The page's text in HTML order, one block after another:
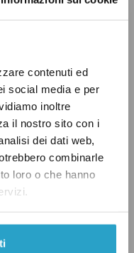
contenuti ed
social media e per
inoltre
il nostro sito con i
dei dati web,
combinarle
loro o che hanno
nelle linee guida
elaborate dal
, il Guardasigilli
di riformare la
chiarendo che
al riguardo.
un “Vero” a